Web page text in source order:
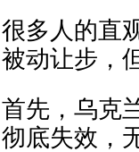
很多人的直
被动让步，
首先，乌克
彻底失效，